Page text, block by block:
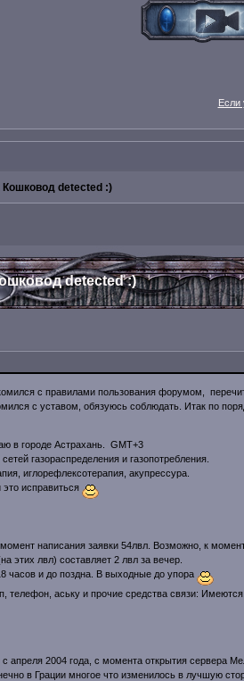
Если
Кошковод detected :)
detected :)
с правилами пользования форумом,
с уставом, обязуюсь соблюдать. Итак по
в городе Астрахань. GMT+3
газораспределения и газопотребления.
иглорефлексотерапия, акупрессура.
исправиться
написания заявки 54лвл. Возможно, к
этих лвл) составляет 2 лвл за вечер.
часов и до поздна. В выходные до упора
телефон, аську и прочие средства связи: Имеются.
апреля 2004 года, с момента открытия сервера
в Грации многое что изменилось в лучшую